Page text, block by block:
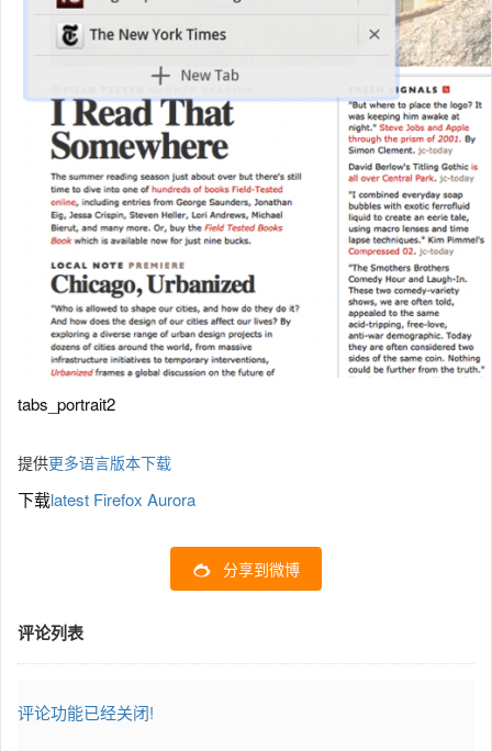
tabs_portrait2
提供更多语言版本下载
下载latest Firefox Aurora
分享到微博
评论列表
评论功能已经关闭!